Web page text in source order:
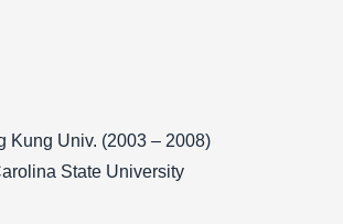
Kung Univ. (2003 – 2008)
State University